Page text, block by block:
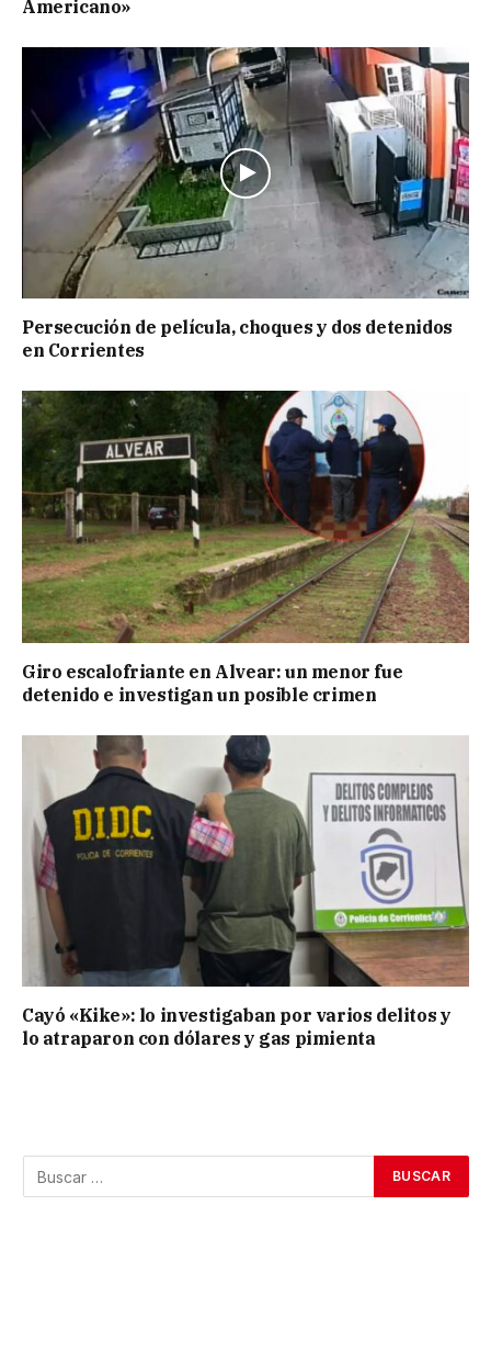
Americano»
Persecución de película, choques y dos detenidos
en Corrientes
Giro escalofriante en Alvear: un menor fue
detenido e investigan un posible crimen
Cayó «Kike»: lo investigaban por varios delitos y
lo atraparon con dólares y gas pimienta